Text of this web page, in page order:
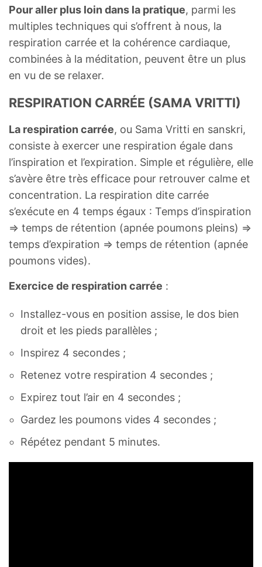
Pour aller plus loin dans la pratique, parmi les
multiples techniques qui s’offrent à nous, la
respiration carrée et la cohérence cardiaque,
combinées à la méditation, peuvent être un plus
en vu de se relaxer.
RESPIRATION CARRÉE (SAMA VRITTI)
La respiration carrée, ou Sama Vritti en sanskri,
consiste à exercer une respiration égale dans
l’inspiration et l’expiration. Simple et régulière, elle
s’avère être très efficace pour retrouver calme et
concentration. La respiration dite carrée
s’exécute en 4 temps égaux : Temps d’inspiration
⇒ temps de rétention (apnée poumons pleins) ⇒
temps d’expiration ⇒ temps de rétention (apnée
poumons vides).
Exercice de respiration carrée :
Installez-vous en position assise, le dos bien
droit et les pieds parallèles ;
Inspirez 4 secondes ;
Retenez votre respiration 4 secondes ;
Expirez tout l’air en 4 secondes ;
Gardez les poumons vides 4 secondes ;
Répétez pendant 5 minutes.